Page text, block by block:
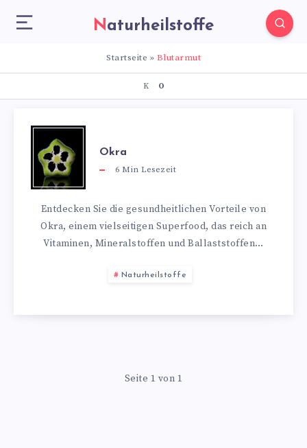
Naturheilstoffe
Startseite » Blutarmut
K O
Okra
6 Min Lesezeit
Entdecken Sie die gesundheitlichen Vorteile von
Okra, einem vielseitigen Superfood, das reich an
Vitaminen, Mineralstoffen und Ballaststoffen…
Naturheilstoffe
Seite 1 von 1